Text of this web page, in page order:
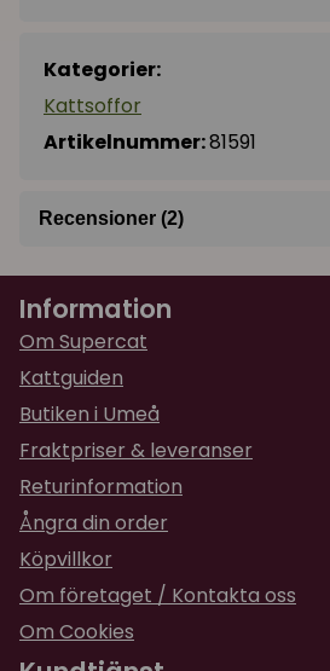
Kategorier:
Kattsoffor
Artikelnummer:81591
Recensioner (2)
Anna
för 1 år sedan
Kattbädden som står bredvid
Astrid så mycket🤩
Malin
för 1 år sedan
Pyret älskade sängen direkt .
Mkt snygg kattmöbel som
Som den drottning en katt är
en drottningbädd :)
Information
Om Supercat
Kattguiden
Butiken i Umeå
Fraktpriser & leveranser
Returinformation
Ångra din order
Köpvillkor
Om företaget / Kontakta oss
Om Cookies